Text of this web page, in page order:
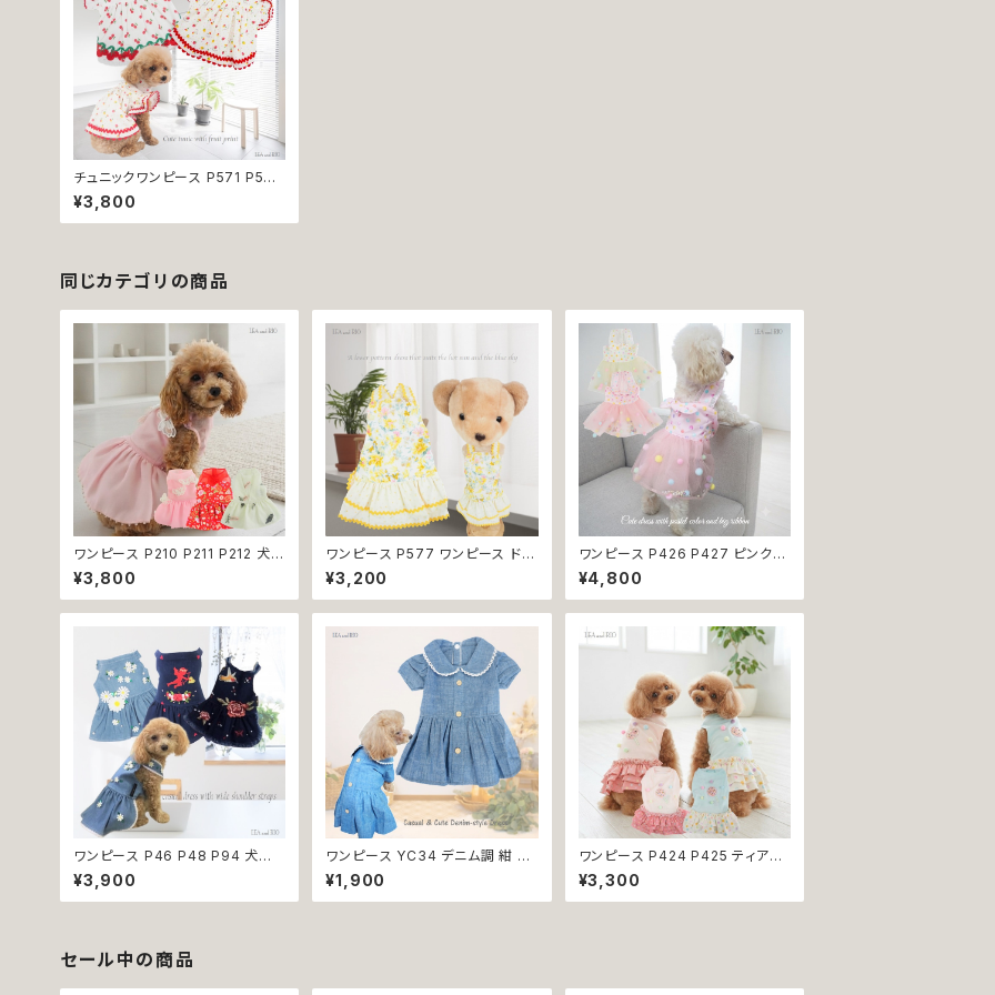
チュニックワンピース P571 P572
ワンピース ドレス ハンドメイド さ
くらんぼ いちご 苺 ストロベリー チ
ェリー 面ファスナー パピー 小型
かわいい お出かけ 返品交換不可
¥3,800
同じカテゴリの商品
ワンピース P210 P211 P212 犬
イエロー ピンク ホワイト レッド レ
モン 蝶 フラワー 猫 ペット 服 犬服
犬の服 犬洋服 犬の洋服 洋服 猫
ドッグウェア ドッグウエア 女の子
小型犬 おしゃれ かわいい 可愛い
透け感 コットン 返品交換不可
¥3,800
ワンピース P577 ワンピース ドレ
ス ハンドメイド 花 スカート トップ
ス ティアードスカート 春 夏 パピ
ー 小型犬 犬 猫 ペット 服 犬服 猫
しゃれ かわいい お出かけ 返品交
¥3,200
ワンピース P426 P427 ピンク
ホワイト ハンドメイド ビーズ 揺れ
る リボン レース ドッグウェア 春夏
ドッグウエア ドッグ ウェア 犬 猫
服 猫洋服 春 夏 洋服 女の子 男の
子 小型 おしゃれ かわいい 送料無
¥4,800
ワンピース P46 P48 P94 犬服
フラワー デニム調 トップス ナチュ
ラル ハンドメイド ブルー 青 花 パ
ール風 ビーズ ドッグ ウェア ドック
猫 おしゃれ かわいい 返品交換不
可
¥3,900
ワンピース YC34 デニム調 紺 レ
ース シンプル 女の子 春 夏 犬 犬
服 小型 猫 服 洋服 ペット dog ド
ッグウェア おしゃれ かわいい 返品
¥1,900
ワンピース P424 P425 ティアー
ド ドット 水玉 ハンドメイド ドッグ
ウェア 春夏 ドッグウエア ドッグ ウ
ェア 犬 猫 ペット 服 犬服 猫服 シ
¥3,300
セール中の商品